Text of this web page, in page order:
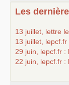
Les
13 juillet, lettre
13 juillet,
29 juin, lepcf.fr
22 juin, lepcf.fr